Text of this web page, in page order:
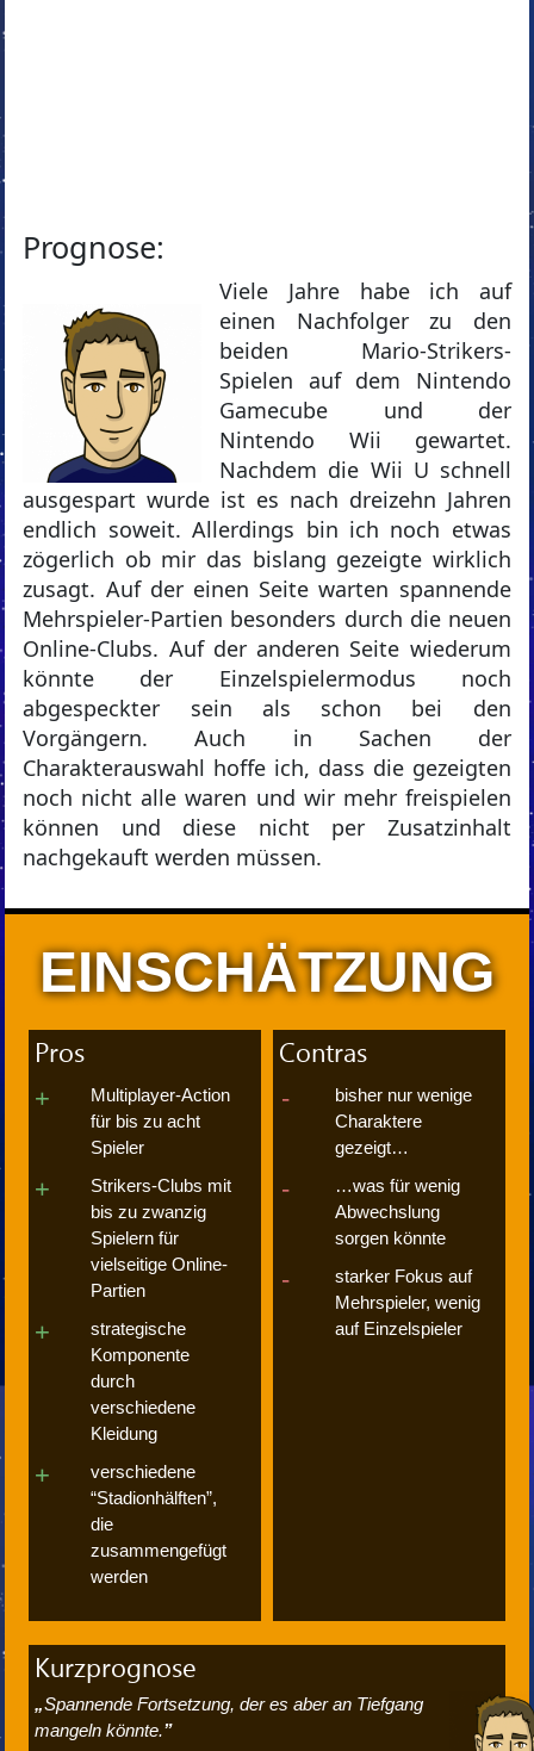
Prognose:
Viele Jahre habe ich auf
einen Nachfolger zu den
beiden Mario-Strikers-
Spielen auf dem Nintendo
Gamecube und der
Nintendo Wii gewartet.
Nachdem die Wii U schnell
ausgespart wurde ist es nach dreizehn Jahren
endlich soweit. Allerdings bin ich noch etwas
zögerlich ob mir das bislang gezeigte wirklich
zusagt. Auf der einen Seite warten spannende
Mehrspieler-Partien besonders durch die neuen
Online-Clubs. Auf der anderen Seite wiederum
könnte der Einzelspielermodus noch
abgespeckter sein als schon bei den
Vorgängern. Auch in Sachen der
Charakterauswahl hoffe ich, dass die gezeigten
noch nicht alle waren und wir mehr freispielen
können und diese nicht per Zusatzinhalt
nachgekauft werden müssen.
EINSCHÄTZUNG
Pros
Multiplayer-Action
für bis zu acht
Spieler
Strikers-Clubs mit
bis zu zwanzig
Spielern für
vielseitige Online-
Partien
strategische
Komponente
durch
verschiedene
Kleidung
verschiedene
“Stadionhälften”,
die
zusammengefügt
werden
Contras
bisher nur wenige
Charaktere
gezeigt…
…was für wenig
Abwechslung
sorgen könnte
starker Fokus auf
Mehrspieler, wenig
auf Einzelspieler
Kurzprognose
Spannende Fortsetzung, der es aber an Tiefgang
mangeln könnte.